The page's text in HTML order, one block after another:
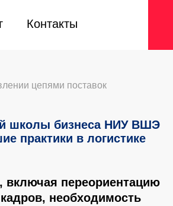
Контакты
Контакты
школы бизнеса НИУ ВШЭ
практики в логистике
включая переориентацию
необходимость
цепями поставок